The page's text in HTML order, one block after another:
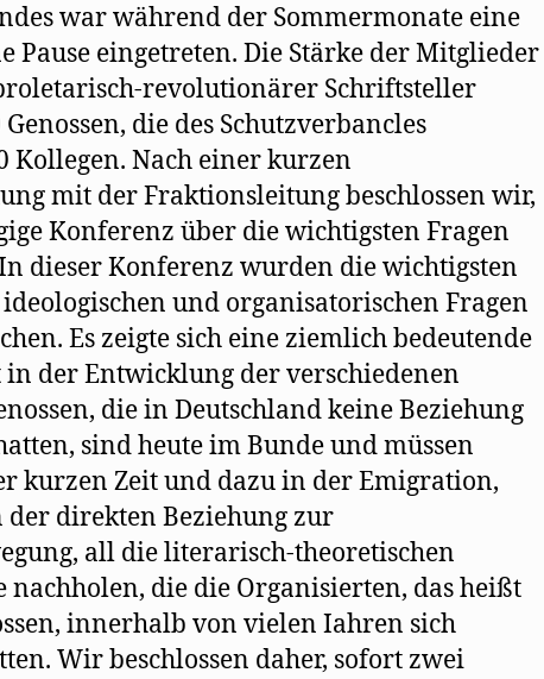
war während der Sommermonate eine
Pause eingetreten. Die Stärke der Mitglieder
revolutionärer Schriftsteller
die des Schutzverbancles
Kollegen. Nach einer kurzen
mit der Fraktionsleitung beschlossen wir,
Konferenz über die wichtigsten Fragen
dieser Konferenz wurden die wichtigsten
und organisatorischen Fragen
Es zeigte sich eine ziemlich bedeutende
der Entwicklung der verschiedenen
die in Deutschland keine Beziehung
sind heute im Bunde und müssen
kurzen Zeit und dazu in der Emigration,
der direkten Beziehung zur
all die literarisch-theoretischen
nachholen, die die Organisierten, das heißt
innerhalb von vielen Iahren sich
Wir beschlossen daher, sofort zwei